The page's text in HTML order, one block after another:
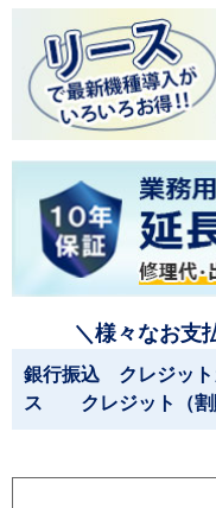
＼様々なお支
銀行振込 クレジッ
ス クレジット（割